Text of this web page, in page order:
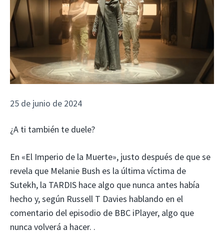
25 de junio de 2024
¿A ti también te duele?
En «El Imperio de la Muerte», justo después de que se
revela que Melanie Bush es la última víctima de
Sutekh, la TARDIS hace algo que nunca antes había
hecho y, según Russell T Davies hablando en el
comentario del episodio de BBC iPlayer, algo que
nunca volverá a hacer. .